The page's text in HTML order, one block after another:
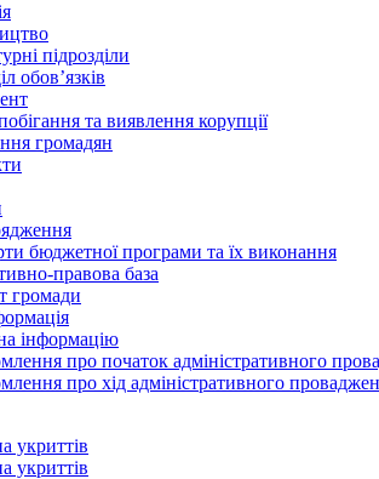
підрозділи
обов’язків
та виявлення корупції
громадян
бюджетної програми та їх виконання
правова база
громади
інформацію
про початок адміністративного
про хід адміністративного
укриттів
укриттів